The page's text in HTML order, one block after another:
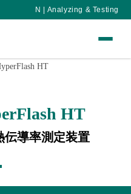
N | Analyzing & Testing
HT
HT
伝導率測定装置